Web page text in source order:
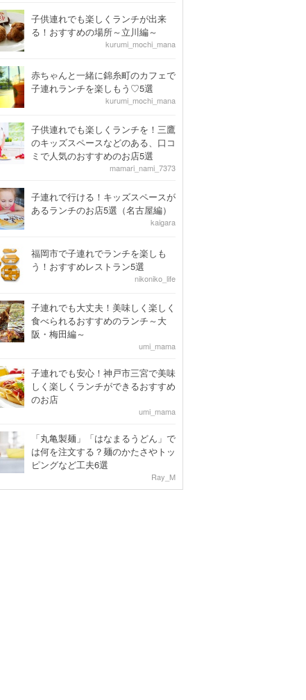
子供連れでも楽しくランチが出来
る！おすすめの場所～立川編～
kurumi_mochi_mana
赤ちゃんと一緒に錦糸町のカフェで
子連れランチを楽しもう♡5選
kurumi_mochi_mana
子供連れでも楽しくランチを！三鷹
のキッズスペースなどのある、口コ
ミで人気のおすすめのお店5選
mamari_nami_7373
子連れで行ける！キッズスペースが
あるランチのお店5選（名古屋編）
kaigara
福岡市で子連れでランチを楽しも
う！おすすめレストラン5選
nikoniko_life
子連れでも大丈夫！美味しく楽しく
食べられるおすすめのランチ～大
阪・梅田編～
umi_mama
子連れでも安心！神戸市三宮で美味
しく楽しくランチができるおすすめ
のお店
umi_mama
「丸亀製麺」「はなまるうどん」で
は何を注文する？麺のかたさやトッ
ピングなど工夫6選
Ray_M